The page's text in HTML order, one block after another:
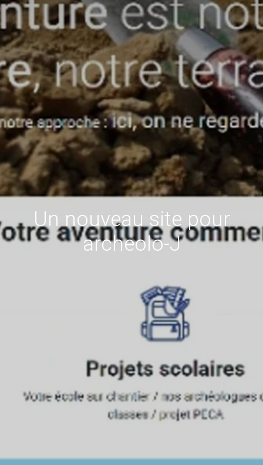
Un nouveau site pour
archeolo-J